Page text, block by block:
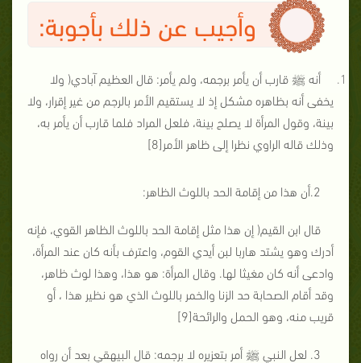
وأجيب عن ذلك بأجوبة:
أنه ﷺ قارب أن يأمر برجمه، ولم يأمر: قال العظيم آبادي( ولا
يخفى أنه بظاهره مشكل إذ لا يستقيم الأمر بالرجم من غير إقرار، ولا
بينة، وقول المرأة لا يصلح بينة، فلعل المراد فلما قارب أن يأمر به،
وذلك قاله الراوي نظرا إلى ظاهر الأمر[8]
2.أن هذا من إقامة الحد باللوث الظاهر:
قال ابن القيم( إن هذا مثل إقامة الحد باللوث الظاهر القوي، فإنه
أدرك وهو يشتد هاربا لبن أيدي القوم، واعترف بأنه كان عند المرأة،
وادعى أنه كان مغيثا لها. وقال المرأة: هو هذا، وهذا لوث ظاهر،
وقد أقام الصحابة حد الزنا والخمر باللوث الذي هو نظير هذا ، أو
قريب منه، وهو الحمل والرائحة[9]
3. لعل النبي ﷺ أمر بتعزيره لا برجمه: قال البيهقي بعد أن رواه